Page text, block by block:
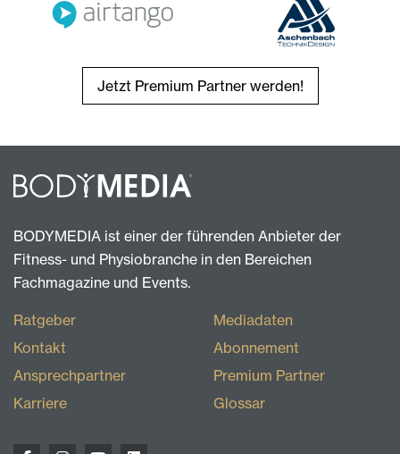
Jetzt Premium Partner werden!
BODYMEDIA ist einer der führenden Anbieter der
Fitness- und Physiobranche in den Bereichen
Fachmagazine und Events.
Ratgeber
Kontakt
Ansprechpartner
Karriere
Mediadaten
Abonnement
Premium Partner
Glossar